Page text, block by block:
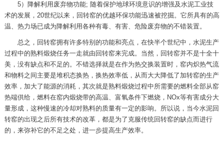
5）降解利用废弃物功能; 随着保护地球环境意识的增强及水泥工业技
术的发展，20世纪以来，回转窑的优越环保功能迅速被挖掘。它所具有的高
温、热力场已成为降解利用各种有毒、有害、危险废弃物的不错装置。
总之，回转窑拥有许多特别的功能和亮点，在快半个世纪中，水泥生产
过程中的熟料煅烧任务一走就由回转窑来完成。当然，回转窑并不是十全十
美，没有缺点和不足的。不错选择就是在作为热交换装置时，窑内炽热气流
和物料之间主要是堆积态换热，换热效率低，从而大大降低了加转窑的生产
效率，加大了能源的消耗，其次就是熟料煅烧过程中所需要的燃料全部从窑
热端供给，燃料在窑内煅烧带的高温、富氧条件下燃烧，NOx等有害成分大
量形成，这种慢速的冷却对熟料的质量有一定的影响。所以说，当今水泥回
转窑的出现之后所有技术的改革，都是为了克服传统回转窑的缺点而进行
的，来弥补它的不足之处，进一步提高生产效率。